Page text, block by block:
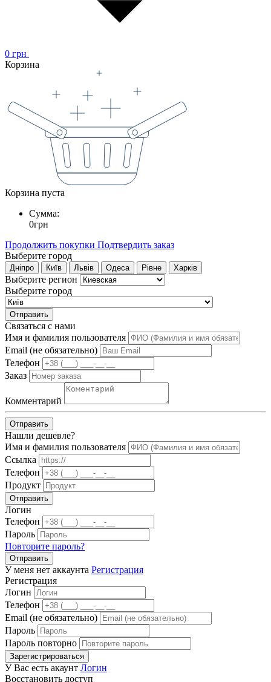
0 грн
Корзина
Корзина пуста
Сумма:
0грн
Продолжить покупки Подтвердить заказ
Выберите город
Дніпро Київ Львів Одеса Рівне Харків
Выберите регион
Выберите город
Отправить
Связаться с нами
Имя и фамилия пользователя
Email (не обязательно)
Телефон
Заказ
Комментарий
Отправить
Нашли дешевле?
Имя и фамилия пользователя
Ссылка
Телефон
Продукт
Отправить
Логин
Телефон
Пароль
Повторите пароль?
Отправить
У меня нет аккаунта Регистрация
Регистрация
Логин
Телефон
Email (не обязательно)
Пароль
Пароль повторно
Зарегистрироваться
У Вас есть акаунт Логин
Восстановить доступ